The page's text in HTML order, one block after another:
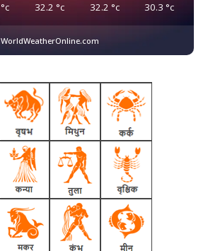
°c 32.2 °c 32.2 °c 30.3 °c
WorldWeatherOnline.com